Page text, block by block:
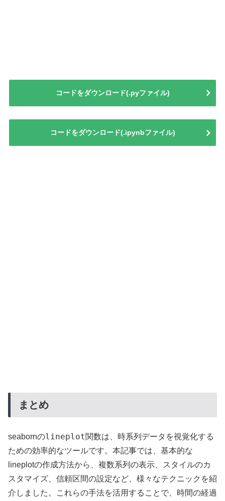
コードをダウンロード(.pyファイル)
コードをダウンロード(.ipynbファイル)
まとめ
seabornのlineplot関数は、時系列データを視覚化する
ための効率的なツールです。本記事では、基本的な
lineplotの作成方法から、複数系列の表示、スタイルのカ
スタマイズ、信頼区間の設定など、様々なテクニックを紹
介しました。これらの手法を活用することで、時間の経過